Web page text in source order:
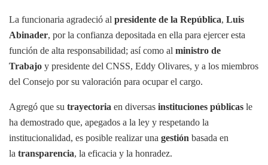
La funcionaria agradeció al presidente de la República, Luis
Abinader, por la confianza depositada en ella para ejercer esta
función de alta responsabilidad; así como al ministro de
Trabajo y presidente del CNSS, Eddy Olivares, y a los miembros
del Consejo por su valoración para ocupar el cargo.
Agregó que su trayectoria en diversas instituciones públicas le
ha demostrado que, apegados a la ley y respetando la
institucionalidad, es posible realizar una gestión basada en
la transparencia, la eficacia y la honradez.